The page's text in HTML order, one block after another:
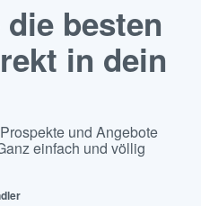
besten
in dein
und Angebote
einfach und völlig